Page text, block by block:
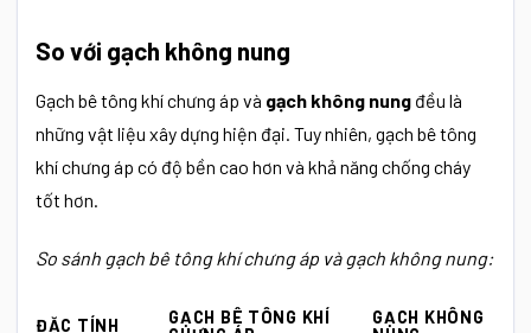
So với gạch không nung
Gạch bê tông khí chưng áp và gạch không nung đều là
những vật liệu xây dựng hiện đại. Tuy nhiên, gạch bê tông
khí chưng áp có độ bền cao hơn và khả năng chống cháy
tốt hơn.
So sánh gạch bê tông khí chưng áp và gạch không nung:
ĐẶC TÍNH
GẠCH BÊ TÔNG KHÍ
GẠCH KHÔNG